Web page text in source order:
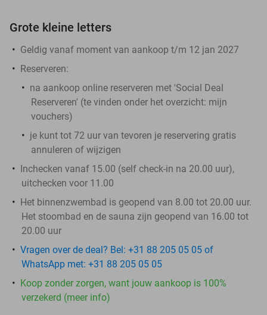
Grote kleine letters
Geldig vanaf moment van aankoop t/m 12 jan 2027
Reserveren:
na aankoop online reserveren met 'Social Deal
Reserveren' (te vinden onder het overzicht: mijn
vouchers)
je kunt tot 72 uur van tevoren je reservering gratis
annuleren of wijzigen
Inchecken vanaf 15.00 (self check-in na 20.00 uur),
uitchecken voor 11.00
Het binnenzwembad is geopend van 8.00 tot 20.00 uur.
Het stoombad en de sauna zijn geopend van 16.00 tot
20.00 uur
Vragen over de deal? Bel: +31 88 205 05 05 of
WhatsApp met: +31 88 205 05 05
Koop zonder zorgen, want jouw aankoop is 100%
verzekerd (meer info)